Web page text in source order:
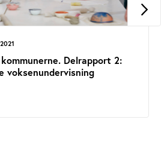
Delrapport 2:
voksenundervisning